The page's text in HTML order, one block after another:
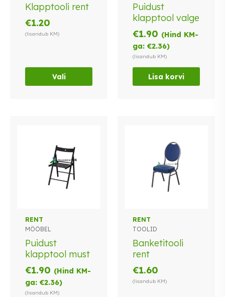
Klapptooli rent
€1.20
(lisandub KM)
Vali
on
varianti.
Valikuid
tootelehel.
Puidust
klapptool valge
€1.90 (Hind KM-
ga:€2.36)
(lisandub KM)
Lisa korvi
RENT
MÖÖBEL
Puidust
klapptool must
€1.90 (Hind KM-
ga:€2.36)
(lisandub KM)
RENT
TOOLID
Banketitooli
rent
€1.60
(lisandub KM)
Sellel
tootel
on
mitu
Valikuid
saab